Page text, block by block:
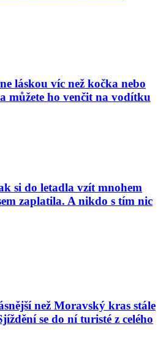
láskou víc než kočka nebo
můžete ho venčit na vodítku
si do letadla vzít mnohem
zaplatila. A nikdo s tím nic
než Moravský kras stále
se do ní turisté z celého